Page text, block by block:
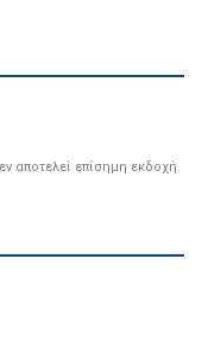
αποτελεί επίσημη εκδοχή.